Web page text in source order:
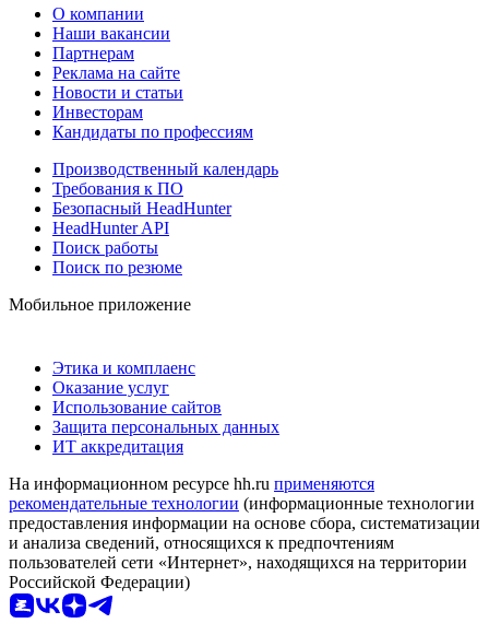
О компании
Наши вакансии
Партнерам
Реклама на сайте
Новости и статьи
Инвесторам
Кандидаты по профессиям
Производственный календарь
Требования к ПО
Безопасный HeadHunter
HeadHunter API
Поиск работы
Поиск по резюме
Мобильное приложение
Этика и комплаенс
Оказание услуг
Использование сайтов
Защита персональных данных
ИТ аккредитация
На информационном ресурсе hh.ru применяются
рекомендательные технологии (информационные технологии
предоставления информации на основе сбора, систематизации
и анализа сведений, относящихся к предпочтениям
пользователей сети «Интернет», находящихся на территории
Российской Федерации)